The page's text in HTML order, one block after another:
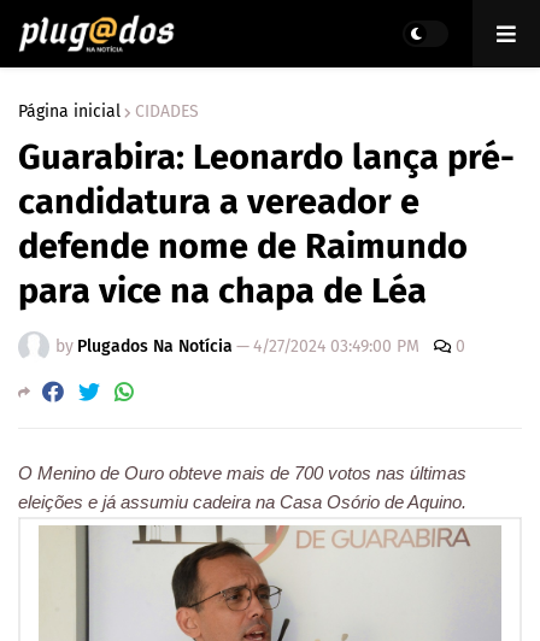
Página inicial CIDADES
Guarabira: Leonardo lança pré-
candidatura a vereador e
defende nome de Raimundo
para vice na chapa de Léa
by Plugados Na Notícia —4/27/2024 03:49:00 PM 0
O Menino de Ouro obteve mais de 700 votos nas últimas
eleições e já assumiu cadeira na Casa Osório de Aquino.